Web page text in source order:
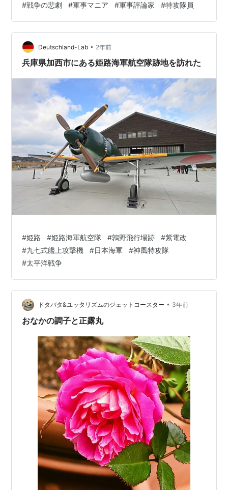
#戦争の悲劇 #軍事マニア #軍事評論家 #特攻隊員
Deutschland-Lab • 2年前
兵庫県加西市にある姫路海軍航空隊跡地を訪れた
#姫路 #姫路海軍航空隊 #鶉野飛行場跡 #紫電改
#九七式艦上攻撃機 #日本海軍 #神風特攻隊
#太平洋戦争
ドタバタ&ユッタリズムのジェットコースター • 3年前
おなかの調子と正露丸